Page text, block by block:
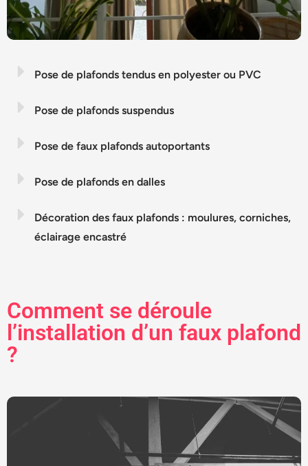
Pose de plafonds tendus en polyester ou PVC
Pose de plafonds suspendus
Pose de faux plafonds autoportants
Pose de plafonds en dalles
Décoration des faux plafonds : moulures, corniches,
éclairage encastré
Comment se déroule
l’installation d’un faux plafond
?